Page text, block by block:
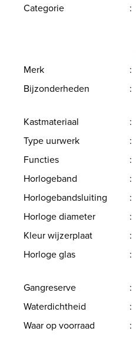
Categorie :
Merk
:
Bijzonderheden
:
Kastmateriaal
:
Type uurwerk
:
Functies
:
Horlogeband
:
Horlogebandsluiting
:
Horloge diameter
:
Kleur wijzerplaat
:
Horloge glas
:
Gangreserve
:
Waterdichtheid
:
Waar op voorraad
: